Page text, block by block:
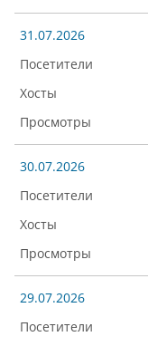
31.07.2026
30.07.2026
29.07.2026